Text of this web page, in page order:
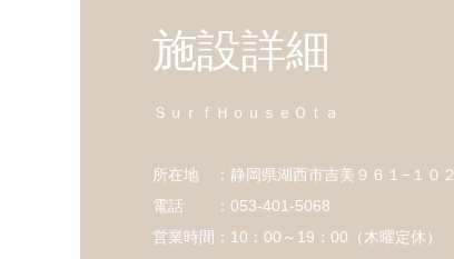
施設詳細
ＳｕｒｆＨｏｕｓｅＯｔａ
所在地 ：静岡県湖西市吉美９６１−１０２
電話 ：053-401-5068
営業時間：10：00～19：00（木曜定休）